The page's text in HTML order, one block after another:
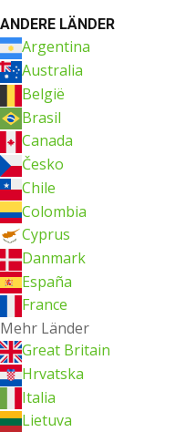
ANDERE LÄNDER
Argentina
Australia
België
Brasil
Canada
Česko
Chile
Colombia
Cyprus
Danmark
España
France
Mehr Länder
Great Britain
Hrvatska
Italia
Lietuva